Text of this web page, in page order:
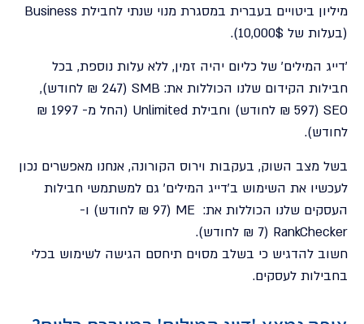
מיליון ביטויים בעברית במסגרת מנוי שנתי לחבילת Business
(בעלות של 10,000$).
'דייג המילים' של כליום יהיה זמין, ללא עלות נוספת, בכל
חבילות הקידום שלנו הכוללות את: SMB (247 ₪ לחודש),
SEO (597 ₪ לחודש) וחבילת Unlimited (החל מ- 1997 ₪
לחודש).
בשל מצב השוק, בעקבות וירוס הקורונה, אנחנו מאפשרים נכון
לעכשיו את השימוש ב'דייג המילים' גם למשתמשי חבילות
העסקים שלנו הכוללות את: ME (97 ₪ לחודש) ו-
RankChecker (7 ₪ לחודש).
חשוב להדגיש כי בשלב מסוים תיחסם הגישה לשימוש בכלי
בחבילות לעסקים.